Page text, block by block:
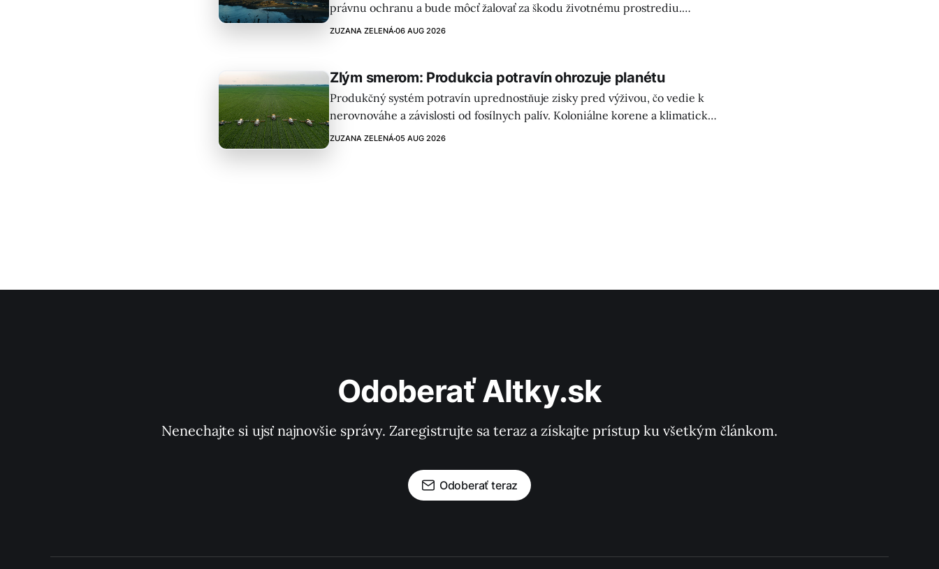
právnu ochranu a bude môcť žalovať za škodu životnému prostrediu.
Zdieľané prípady po celom svete ukazujú rastúci trend uznávania práv
ZUZANA ZELENÁ06 AUG 2026
Zlým smerom: Produkcia potravín ohrozuje planétu
Produkčný systém potravín uprednostňuje zisky pred výživou, čo vedie k
nerovnováhe a závislosti od fosílnych palív. Koloniálne korene a klimatické
hrozby ohrozujú planétu a naše zdravie – potrebná je regulácia a inovácie.
ZUZANA ZELENÁ05 AUG 2026
Odoberať Altky.sk
Nenechajte si ujsť najnovšie správy. Zaregistrujte sa teraz a získajte prístup ku všetkým článkom.
Odoberať teraz